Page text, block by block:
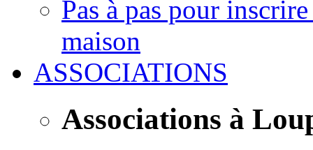
Pas à pas pour
maison
ASSOCIATIONS
Associations à